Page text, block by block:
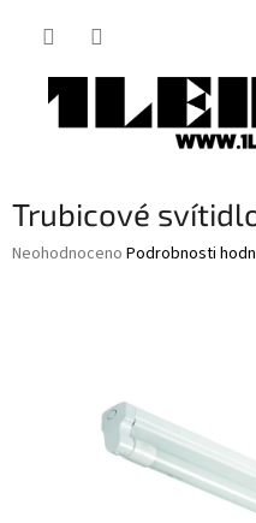
Trubicové
Průměrné
Neohodnoceno Podrobnosti